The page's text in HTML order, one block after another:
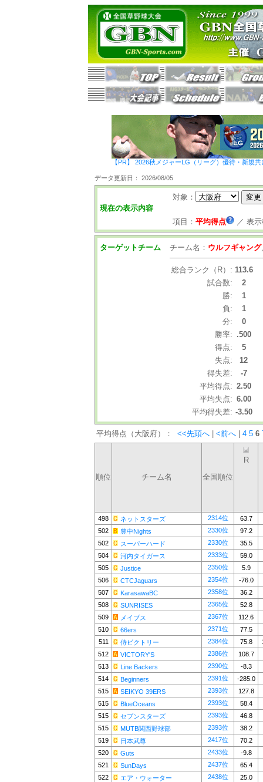
【PR】 2026秋メジャーLG（リーグ）優待・新規
データ更新日： 2026/08/05
現在の表示内容
対象：
項目： 平均得点 ／ 表
ターゲットチーム チーム名： ウルフギャング
総合ランク（R）: 113.6
試合数:
2
勝:
1
負:
1
分:
0
勝率: .500
得点:
5
失点:
12
得失差:
-7
平均得点: 2.50
平均失点: 6.00
平均得失差: -3.50
平均得点（大阪府）： <<先頭へ <前へ 4 5 6
順位 チーム名 全国順位
R
498 ネットスターズ 2314位
63.7
502
豊中Nights 2330位
97.2
502
スーパーハード 2330位
35.5
504
河内タイガース 2333位
59.0
505
Justice 2350位
5.9
506
CTCJaguars 2354位
-76.0
507
KarasawaBC 2358位
36.2
508
SUNRISES 2365位
52.8
509
メイブス 2367位
112.6
510
66ers 2371位
77.5
511
侍ビクトリー 2384位 75.8
512
VICTORY'S 2386位
108.7
513
Line Backers 2390位
-8.3
514
Beginners 2391位
-285.0
515
SEIKYO 39ERS 2393位
127.8
515
BlueOceans 2393位
58.4
515
セブンスターズ 2393位
46.8
515
MUTB関西野球部 2393位
38.2
519
日本武尊 2417位
70.2
520
Guts 2433位
-9.8
521
SunDays 2437位
65.4
522
エア・ウォーター 2438位
25.0